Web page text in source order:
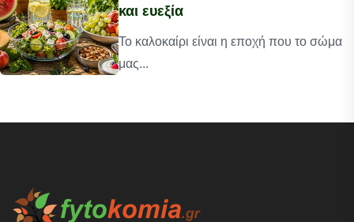
και ευεξία
Το καλοκαίρι είναι η εποχή που το σώμα
μας...